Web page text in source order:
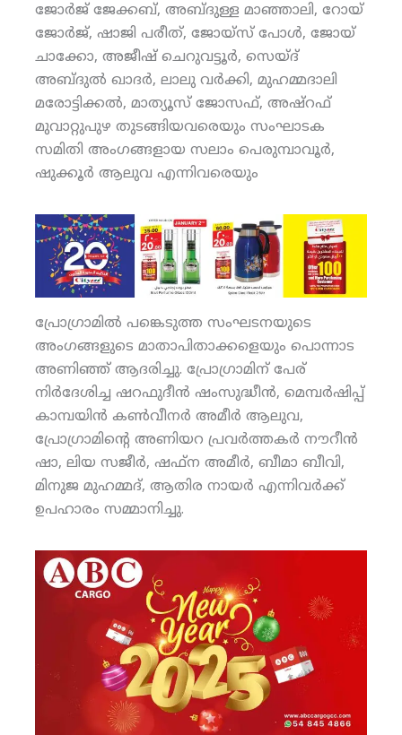
ജോര്‍ജ് ജേക്കബ്, അബ്ദുള്ള മാഞ്ഞാലി, റോയ്
ജോര്‍ജ്, ഷാജി പരീത്, ജോയ്‌സ് പോള്‍, ജോയ്
ചാക്കോ, അജീഷ് ചെറുവട്ടൂര്‍, സെയ്ദ്
അബ്ദുല്‍ ഖാദര്‍, ലാലു വര്‍ക്കി, മുഹമ്മദാലി
മരോട്ടിക്കല്‍, മാത്യൂസ് ജോസഫ്, അഷ്‌റഫ്
മുവാറ്റുപുഴ തുടങ്ങിയവരെയും സംഘാടക
സമിതി അംഗങ്ങളായ സലാം പെരുമ്പാവൂര്‍,
ഷുക്കൂര്‍ ആലുവ എന്നിവരെയും
പ്രോഗ്രാമില്‍ പങ്കെടുത്ത സംഘടനയുടെ
അംഗങ്ങളുടെ മാതാപിതാക്കളെയും പൊന്നാട
അണിഞ്ഞ് ആദരിച്ചു. പ്രോഗ്രാമിന് പേര്
നിര്‍ദേശിച്ച ഷറഫുദീന്‍ ഷംസുദ്ധീന്‍, മെമ്പര്‍ഷിപ്പ്
കാമ്പയിന്‍ കണ്‍വീനര്‍ അമീര്‍ ആലുവ,
പ്രോഗ്രാമിന്റെ അണിയറ പ്രവര്‍ത്തകര്‍ നൗറീന്‍
ഷാ, ലിയ സജീര്‍, ഷഫ്‌ന അമീര്‍, ബീമാ ബീവി,
മിനുജ മുഹമ്മദ്, ആതിര നായര്‍ എന്നിവര്‍ക്ക്
ഉപഹാരം സമ്മാനിച്ചു.